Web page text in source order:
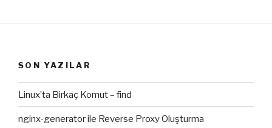
SON YAZILAR
Linux’ta Birkaç Komut – find
nginx-generator ile Reverse Proxy Oluşturma